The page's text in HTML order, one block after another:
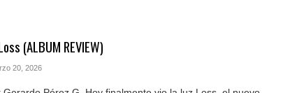
(ALBUM REVIEW)
20, 2026